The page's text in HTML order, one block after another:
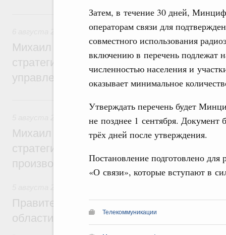
Затем, в течение 30 дней,
операторам связи для
совместного использования
включению в перечень подлежат
численностью населения и
оказывает минимальное
Утверждать перечень будет
не позднее 1 сентября.
трёх дней после утверждения.
Постановление подготовлено для
«О связи», которые вступают в
Телекоммуникации
6 августа, четверг
Технологическое развитие. Инновации
Михаил Мишустин дал поручения по
стратегической сессии о
управления научно-технологическим
Вопросы производительности труда и
Михаил Мишустин дал поручения по
стратегической сессии, посвящённой
производительности труда
Правительство увеличило объём
области в рамках федерального